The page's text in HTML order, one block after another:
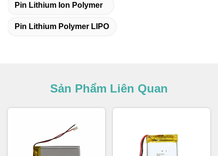
Pin Lithium Ion Polymer
Pin Lithium Polymer LIPO
Sản Phẩm Liên Quan